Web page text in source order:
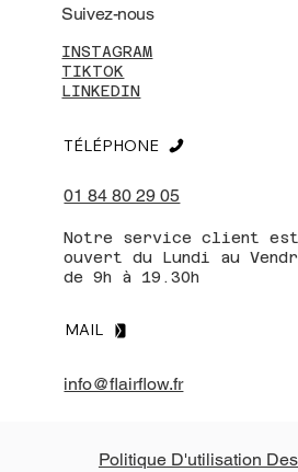
INSTAGRAM
TIKTOK
LINKEDIN
Suivez-nous
01 84 80 29 05
TÉLÉPHONE
Notre service client est
ouvert du Lundi au
de 9h à 19.30h
MAIL
info@flairflow.fr
Politique D'utilisation